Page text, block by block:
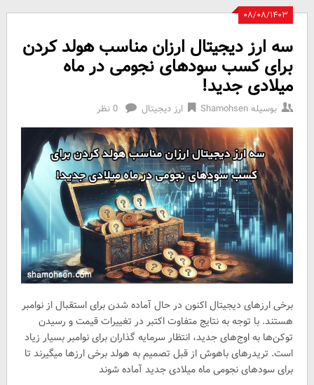
۰۸/۰۸/۱۴۰۳
سه ارز دیجیتال ارزان مناسب هولد کردن
برای کسب سودهای نجومی در ماه
میلادی جدید!
بوسیلهShamohsen ارز دیجیتال 0 نظر
برخی ارزهای دیجیتال اکنون در حال آماده شدن برای استقبال از نوامبر
هستند. با توجه به نتایج متفاوت اکتبر در تغییرات قیمت و رسیدن
توکن‌ها به اوج‌های جدید، انتظار سرمایه گذاران برای نوامبر بسیار زیاد
است. تریدرهای باهوش از قبل تصمیم به هولد برخی ارزها میگیرند تا
برای سودهای نجومی ماه میلادی جدید آماده شوند